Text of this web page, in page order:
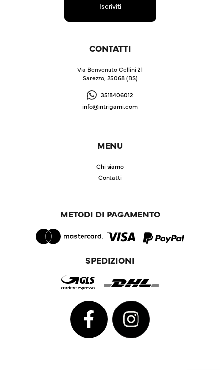
Iscriviti
CONTATTI
Via Benvenuto Cellini 21
Sarezzo, 25068 (BS)
3518406012
info@intrigami.com
MENU
Chi siamo
Contatti
METODI DI PAGAMENTO
SPEDIZIONI